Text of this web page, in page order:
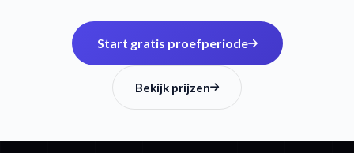
Start gratis proefperiode
Bekijk prijzen